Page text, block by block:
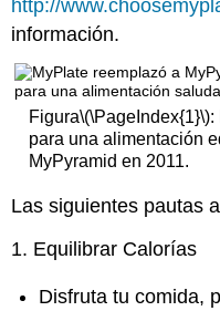
http://
información.
Figura\(\PageIndex{1}\):
para una alimentación
MyPyramid en 2011.
Las siguientes pautas
1. Equilibrar Calorías
Disfruta tu comida,